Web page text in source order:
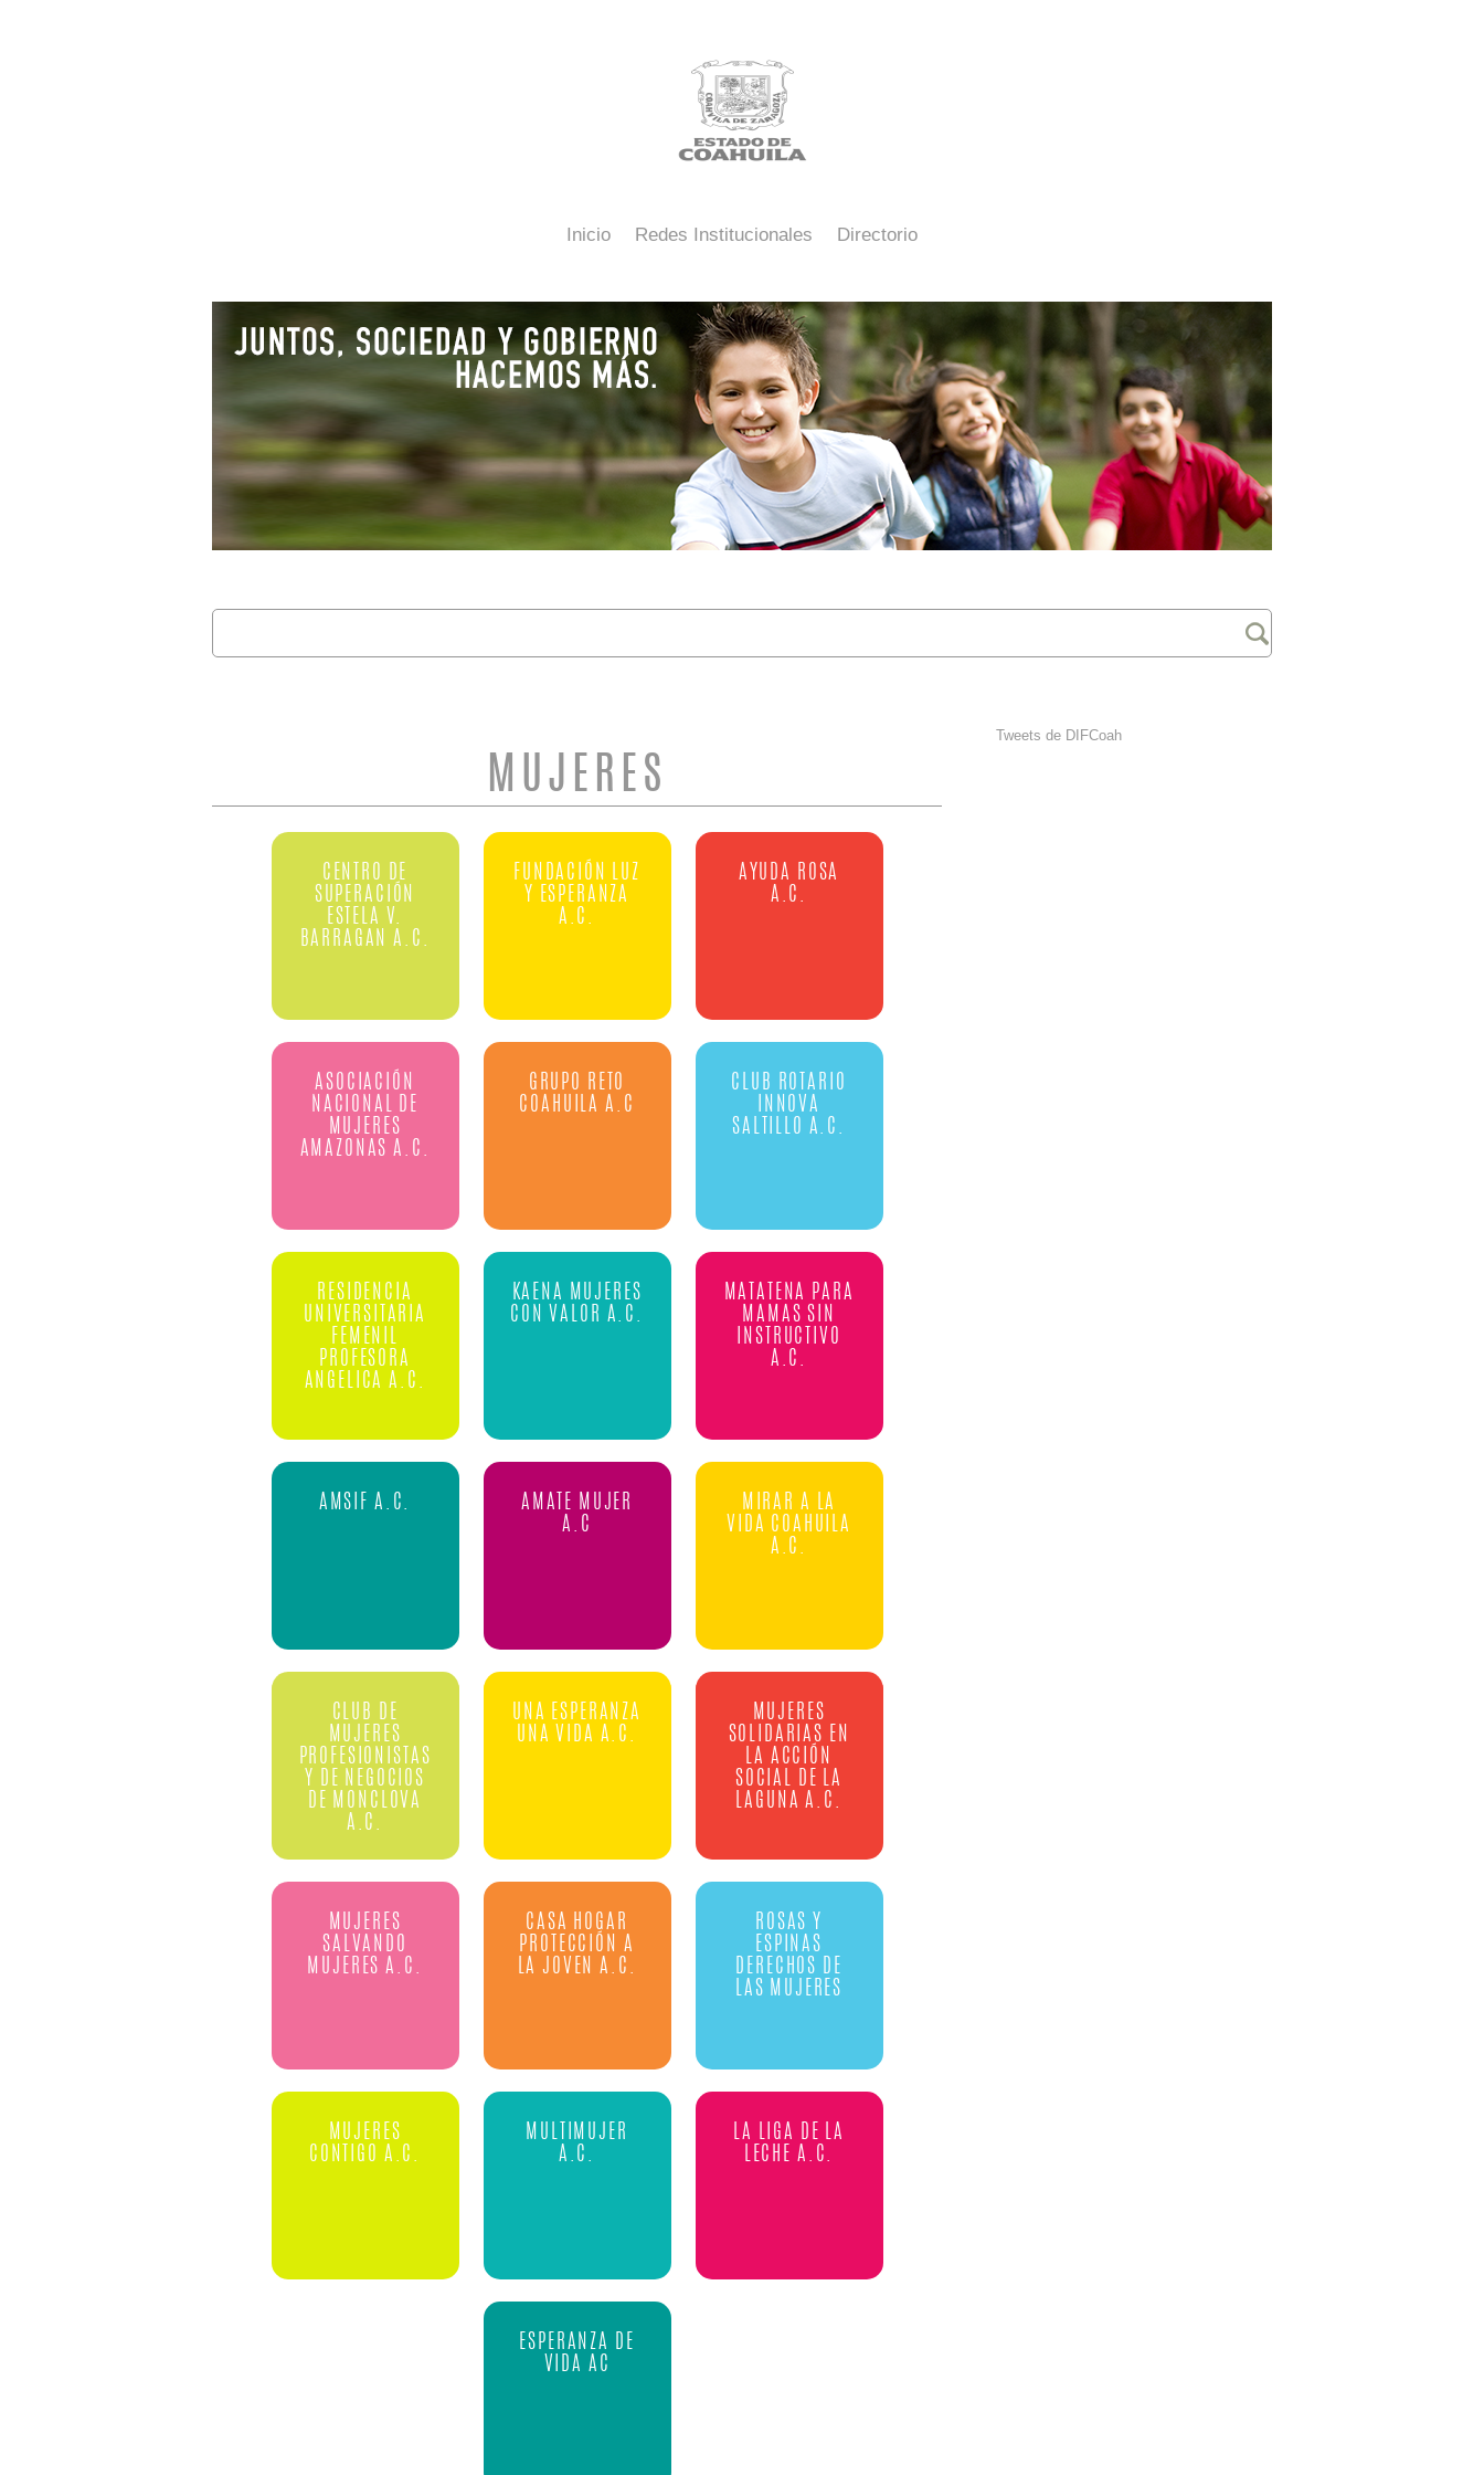
Inicio Redes Institucionales Directorio
Buscar
MUJERES
CENTRO DE
SUPERACIÓN
ESTELA V.
BARRAGAN A.C.
FUNDACIÓN LUZ
Y ESPERANZA
A.C.
AYUDA ROSA
A.C.
ASOCIACIÓN
NACIONAL DE
MUJERES
AMAZONAS A.C.
GRUPO RETO
COAHUILA A.C
CLUB ROTARIO
INNOVA
SALTILLO A.C.
RESIDENCIA
UNIVERSITARIA
FEMENIL
PROFESORA
ANGELICA A.C.
KAENA MUJERES
CON VALOR A.C.
MATATENA PARA
MAMAS SIN
INSTRUCTIVO
A.C.
AMSIF A.C.
AMATE MUJER
A.C
MIRAR A LA
VIDA COAHUILA
A.C.
CLUB DE
MUJERES
PROFESIONISTAS
Y DE NEGOCIOS
DE MONCLOVA
A.C.
UNA ESPERANZA
UNA VIDA A.C.
MUJERES
SOLIDARIAS EN
LA ACCIÓN
SOCIAL DE LA
LAGUNA A.C.
MUJERES
SALVANDO
MUJERES A.C.
CASA HOGAR
PROTECCIÓN A
LA JOVEN A.C.
ROSAS Y
ESPINAS
DERECHOS DE
LAS MUJERES
MUJERES
CONTIGO A.C.
MULTIMUJER
A.C.
LA LIGA DE LA
LECHE A.C.
ESPERANZA DE
VIDA AC
Tweets de DIFCoah